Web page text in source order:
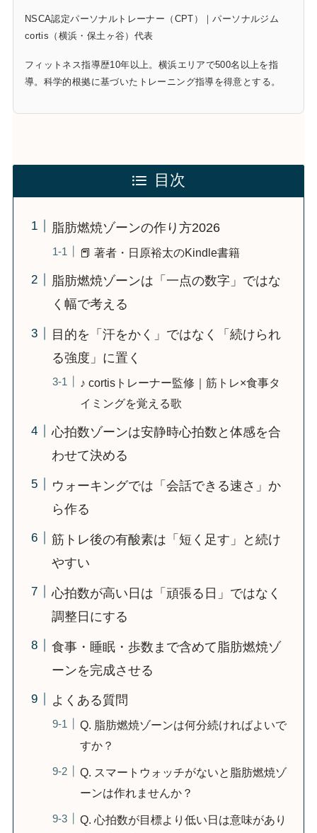
NSCA認定パーソナルトレーナー（CPT）｜パーソナルジム
cortis（横浜・保土ヶ谷）代表
フィットネス指導歴10年以上。横浜エリアで500名以上を指
導。科学的根拠に基づいたトレーニング指導を得意とする。
目次
脂肪燃焼ゾーンの作り方2026
📕 著者・日原裕太のKindle書籍
脂肪燃焼ゾーンは「一点の数字」ではな
く幅で考える
目的を「汗をかく」ではなく「続けられ
る強度」に置く
♪ cortisトレーナー監修｜筋トレ×食事タ
イミングを覚える歌
心拍数ゾーンは安静時心拍数と体感を合
わせて決める
ウォーキングでは「会話できる速さ」か
ら作る
筋トレ後の有酸素は「短く足す」と続け
やすい
心拍数が高い日は「頑張る日」ではなく
調整日にする
食事・睡眠・歩数まで含めて脂肪燃焼ゾ
ーンを完成させる
よくある質問
Q. 脂肪燃焼ゾーンは何分続ければよいで
すか？
Q. スマートウォッチがないと脂肪燃焼ゾ
ーンは作れませんか？
Q. 心拍数が目標より低い日は意味があり